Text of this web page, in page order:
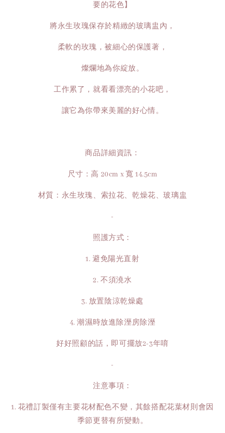
要的花色】
將永生玫瑰保存於精緻的玻璃盅內，
柔軟的玫瑰，被細心的保護著，
燦爛地為你綻放。
工作累了，就看看漂亮的小花吧，
讓它為你帶來美麗的好心情。
商品詳細資訊：
尺寸：高 20cm x 寬 14.5cm
材質：永生玫瑰、索拉花、乾燥花、玻璃盅
-
照護方式：
1. 避免陽光直射
2. 不須澆水
3. 放置陰涼乾燥處
4. 潮濕時放進除溼房除溼
好好照顧的話，即可擺放2-3年唷
-
注意事項：
1. 花禮訂製僅有主要花材配色不變，其餘搭配花葉材則會因
季節更替有所變動。